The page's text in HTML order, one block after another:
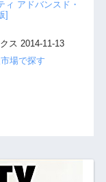
ィ アドバンスド・
]
ス 2014-11-13
場で探す